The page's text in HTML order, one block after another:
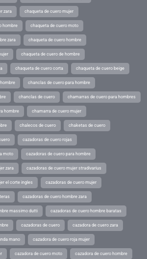
zara chaqueta de cuero mujer
hombre chaqueta de cuero moto
zara chaqueta de cuero hombre
chaqueta de cuero de hombre
chaqueta de cuero corta chaqueta de cuero beige
chanclas de cuero para hombre
chanclas de cuero chamarras de cuero para hombres
hombre chamarra de cuero mujer
chalecos de cuero chaketas de cuero
cazadoras de cuero rojas
moto cazadoras de cuero para hombre
zara cazadoras de cuero mujer stradivarius
el corte ingles cazadoras de cuero mujer
cazadoras de cuero hombre zara
massimo dutti cazadoras de cuero hombre baratas
cazadoras de cuero cazadora de cuero zara
mano cazadora de cuero roja mujer
cazadora de cuero moto cazadora de cuero hombre